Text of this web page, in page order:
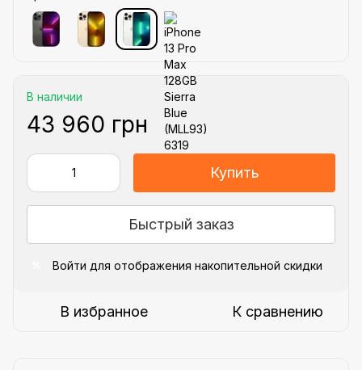
В наличии
43 960 грн
Купить
Быстрый заказ
Войти для отображения накопительной скидки
В избранное К сравнению